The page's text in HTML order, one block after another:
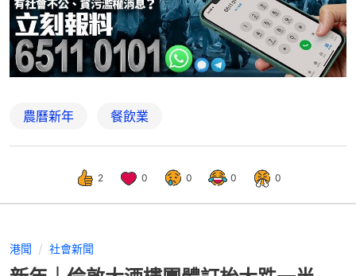
農曆新年 餐飲業
2 0 0 0 0
港聞 社會新聞